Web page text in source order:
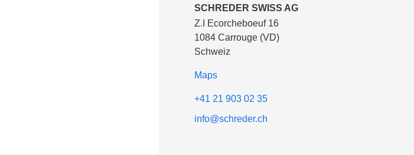
SCHREDER SWISS AG
Z.I Ecorcheboeuf 16
1084 Carrouge (VD)
Schweiz
Maps
+41 21 903 02 35
info@schreder.ch